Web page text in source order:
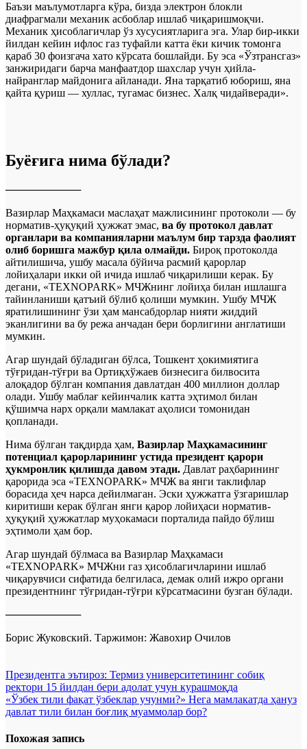
Баъзи маълумотларга кўра, бизда электрон блокли
диафрагмали механик асбоблар ишлаб чиқаришмоқчи.
Механик ҳисоблагичлар ўз хусусиятларига эга. Улар бир-икки
йилдан кейин ифлос газ туфайли катта ёки кичик томонга
қараб 30 фоизгача хато кўрсата бошлайди. Бу эса «Ўзтрансгаз»
занжиридаги барча манфаатдор шахслар учун ҳийла-
найранглар майдонига айланади. Яна тарқатиб юбориш, яна
қайта қуриш — хуллас, тугамас бизнес. Халқ чидайверади».
Буёғига нима бўлади?
──────────
Вазирлар Маҳкамаси маслаҳат мажлисининг протоколи — бу
норматив-ҳуқуқий ҳужжат эмас, ва бу протокол давлат
органлари ва компанияларни маълум бир тарзда фаолият
олиб боришга мажбур қила олмайди. Бироқ протоколда
айтилишича, ушбу масала бўйича расмий қарорлар
лойиҳалари икки ой ичида ишлаб чиқарилиши керак. Бу
дегани, «TEXNOPARK» МЧЖнинг лойиҳа билан ишлашга
тайинланиши қатъий бўлиб қолиши мумкин. Ушбу МЧЖ
яратилишининг ўзи ҳам мансабдорлар нияти жиддий
эканлигини ва бу режа анчадан бери борлигини англатиши
мумкин.
Агар шундай бўладиган бўлса, Тошкент ҳокимиятига
тўғридан-тўғри ва Ортиқхўжаев бизнесига билвосита
алоқадор бўлган компания давлатдан 400 миллион доллар
олади. Ушбу маблағ кейинчалик катта эҳтимол билан
қўшимча нарх орқали мамлакат аҳолиси томонидан
қопланади.
Нима бўлган тақдирда ҳам, Вазирлар Маҳкамасининг
потенциал қарорларининг устида президент қарори
ҳукмронлик қилишда давом этади. Давлат раҳбарининг
қарорида эса «TEXNOPARK» МЧЖ ва янги таклифлар
борасида ҳеч нарса дейилмаган. Эски ҳужжатга ўзгаришлар
киритиши керак бўлган янги қарор лойиҳаси норматив-
ҳуқуқий ҳужжатлар муҳокамаси порталида пайдо бўлиш
эҳтимоли ҳам бор.
Агар шундай бўлмаса ва Вазирлар Маҳкамаси
«TEXNOPARK» МЧЖни газ ҳисоблагичларини ишлаб
чиқарувчиси сифатида белгиласа, демак олий ижро органи
президентнинг тўғридан-тўғри кўрсатмасини бузган бўлади.
──────────
Борис Жуковский. Таржимон: Жавохир Очилов
Навигация
по
записям
Президентга эътироз: Термиз университетининг собиқ
ректори 15 йилдан бери адолат учун курашмоқда
«Ўзбек тили фақат ўзбеклар учунми?» Нега мамлакатда ҳануз
давлат тили билан боғлиқ муаммолар бор?
Похожая запись